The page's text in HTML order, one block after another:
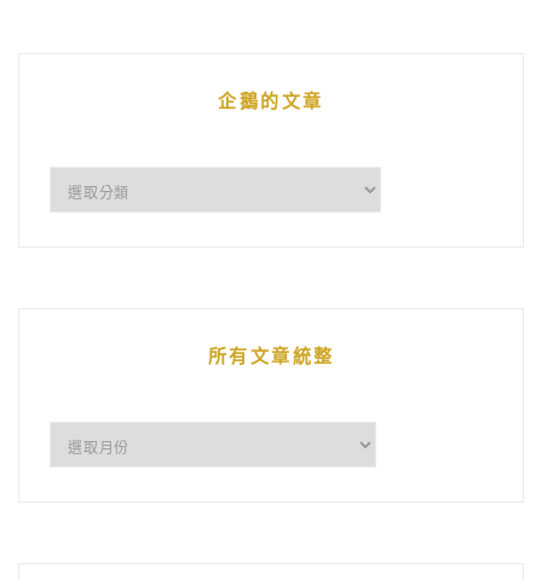
企鵝的文章
所有文章統整